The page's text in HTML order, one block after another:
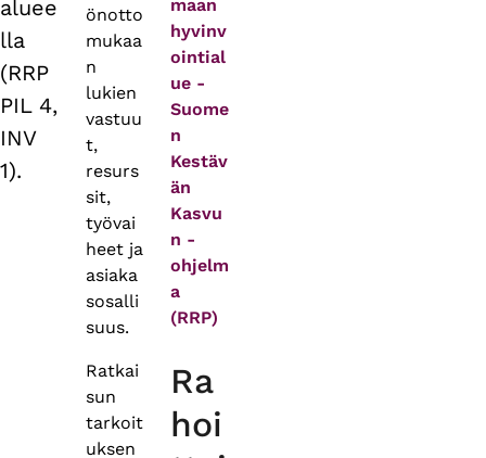
aluee
lla
(RRP
PIL 4,
INV
1).
önotto
mukaa
n
lukien
vastuu
t,
resurs
sit,
työvai
heet ja
asiaka
sosalli
suus.
Ratkai
sun
tarkoit
uksen
maan
hyvinv
ointial
ue -
Suome
n
Kestäv
än
Kasvu
n -
ohjelm
a
(RRP)
Ra
hoi